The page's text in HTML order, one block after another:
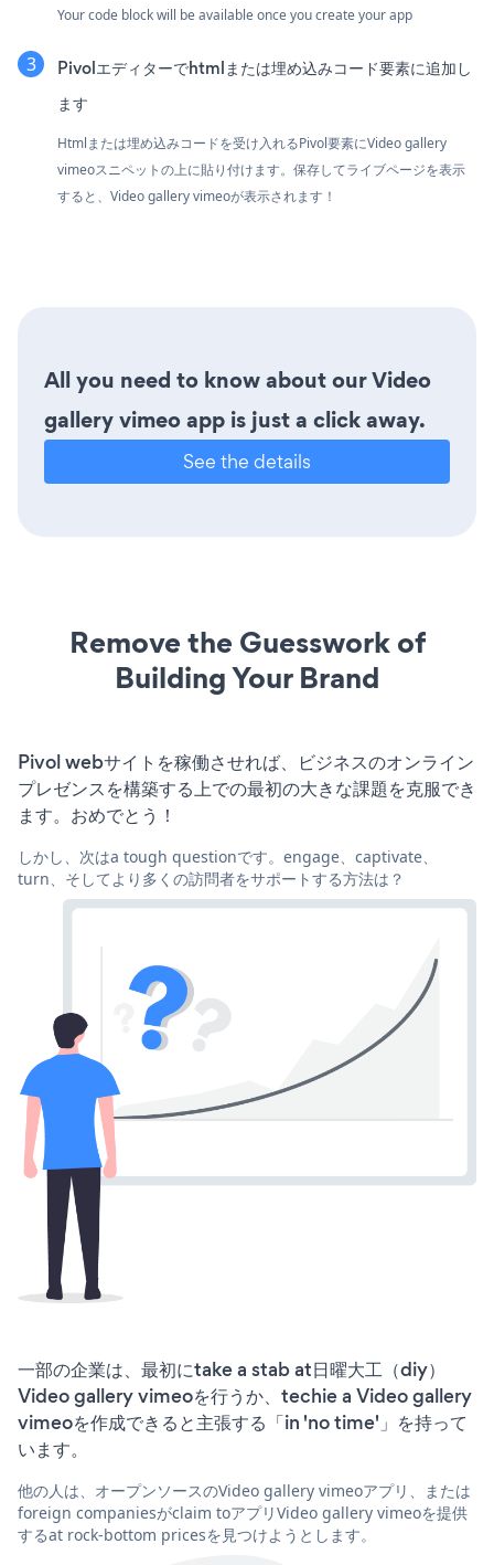
Your code block will be available once you create your app
Pivolエディターでhtmlまたは埋め込みコード要素に追加し
ます
Htmlまたは埋め込みコードを受け入れるPivol要素にVideo gallery
vimeoスニペットの上に貼り付けます。保存してライブページを表示
すると、Video gallery vimeoが表示されます！
All you need to know about our Video
gallery vimeo app is just a click away.
See the details
Remove the Guesswork of
Building Your Brand
Pivol webサイトを稼働させれば、ビジネスのオンライン
プレゼンスを構築する上での最初の大きな課題を克服でき
ます。おめでとう！
しかし、次はa tough questionです。engage、captivate、
turn、そしてより多くの訪問者をサポートする方法は？
一部の企業は、最初にtake a stab at日曜大工（diy）
Video gallery vimeoを行うか、techie a Video gallery
vimeoを作成できると主張する「in 'no time'」を持って
います。
他の人は、オープンソースのVideo gallery vimeoアプリ、または
foreign companiesがclaim toアプリVideo gallery vimeoを提供
するat rock-bottom pricesを見つけようとします。